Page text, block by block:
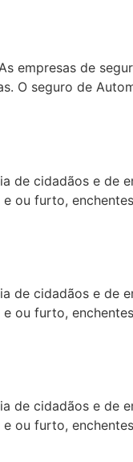
empresas de
O seguro de
de cidadãos e de
ou furto,
de cidadãos e de
ou furto,
de cidadãos e de
ou furto,